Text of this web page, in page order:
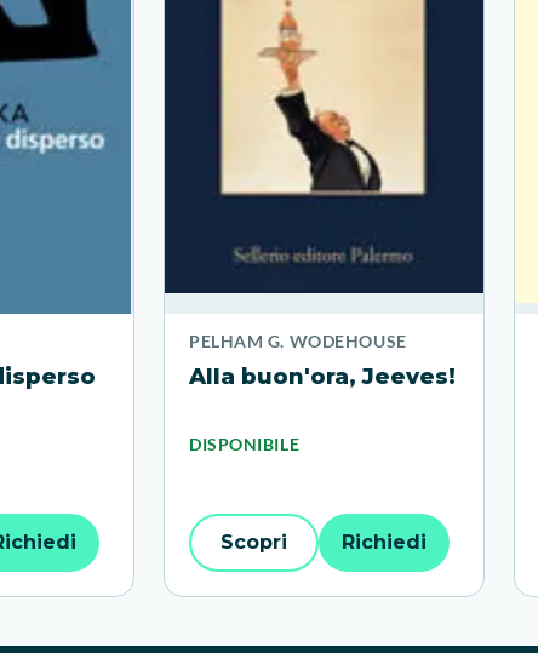
PELHAM G. WODEHOUSE
Alla buon'ora, Jeeves!
DISPONIBILE
Scopri Richiedi